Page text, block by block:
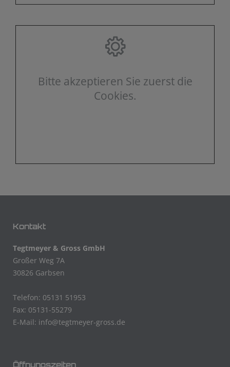
Bitte akzeptieren Sie zuerst die
Cookies.
Kontakt
Tegtmeyer & Gross GmbH
Großer Weg 7A
30826 Garbsen
Telefon: 05131 51953
Fax: 05131-55279
E-Mail: info@tegtmeyer-gross.de
Öffnungszeiten